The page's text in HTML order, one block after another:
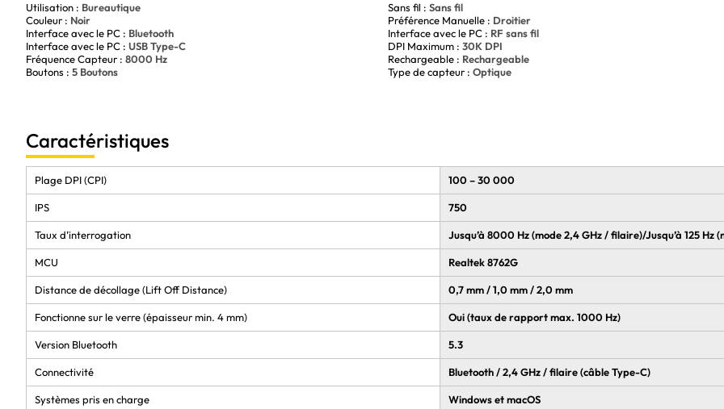
Utilisation : Bureautique Sans fil : Sans fil
Couleur : Noir Préférence Manuelle : Droitier
Interface avec le PC : Bluetooth Interface avec le PC : RF sans fil
Interface avec le PC : USB Type-C DPI Maximum : 30K DPI
Fréquence Capteur : 8000 Hz Rechargeable : Rechargeable
Boutons : 5 Boutons Type de capteur : Optique
Caractéristiques
Plage DPI (CPI) 100 – 30 000
IPS 750
Taux d’interrogation Jusqu’à 8000 Hz (mode 2,4 GHz / filaire)/Jusqu’à 125 Hz
MCU Realtek 8762G
Distance de décollage (Lift Off Distance) 0,7 mm / 1,0 mm / 2,0 mm
Fonctionne sur le verre (épaisseur min. 4 mm) Oui (taux de rapport max. 1000 Hz)
Version Bluetooth 5.3
Connectivité Bluetooth / 2,4 GHz / filaire (câble Type-C)
Systèmes pris en charge Windows et macOS